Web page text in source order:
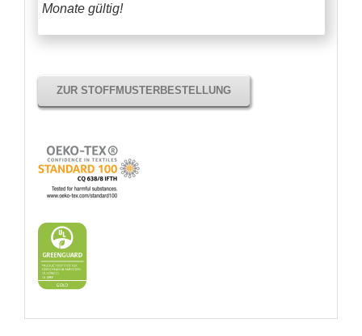
Monate gültig!
ZUR STOFFMUSTERBESTELLUNG